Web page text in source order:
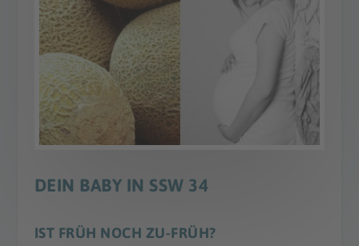
DEIN BABY IN SSW 34
IST FRÜH NOCH ZU-FRÜH?